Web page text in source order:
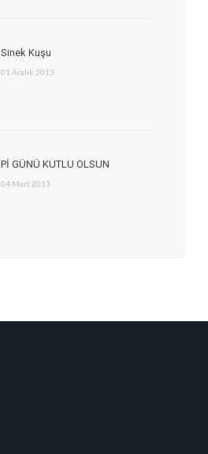
Sinek Kuşu
01 Aralık 2013
Pİ GÜNÜ KUTLU OLSUN
04 Mart 2013